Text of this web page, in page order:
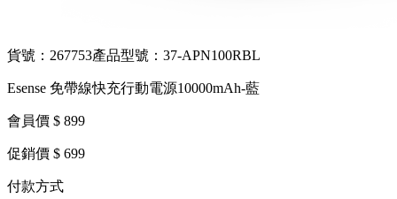
貨號：267753產品型號：37-APN100RBL
Esense 免帶線快充行動電源10000mAh-藍
會員價 $ 899
促銷價 $ 699
付款方式